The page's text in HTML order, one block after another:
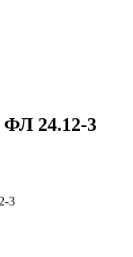
24.12-3
3